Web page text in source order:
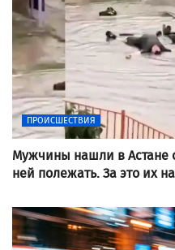
ПРОИСШЕСТВИЯ
Мужчины нашли в
ней полежать. За это их